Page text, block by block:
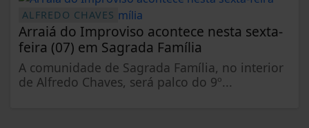
ALFREDO CHAVES
Arraiá do Improviso acontece nesta sexta-
feira (07) em Sagrada Família
A comunidade de Sagrada Família, no interior
de Alfredo Chaves, será palco do 9º...